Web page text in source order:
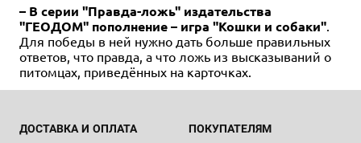
– В серии "Правда-ложь" издательства
"ГЕОДОМ" пополнение – игра "Кошки и собаки".
Для победы в ней нужно дать больше правильных
ответов, что правда, а что ложь из высказываний о
питомцах, приведённых на карточках.
ДОСТАВКА И ОПЛАТА ПОКУПАТЕЛЯМ